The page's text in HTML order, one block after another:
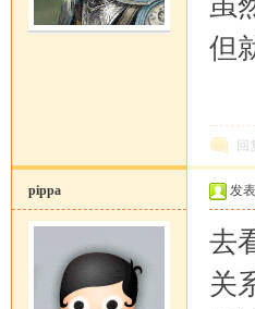
但
回
pippa 发
去
关